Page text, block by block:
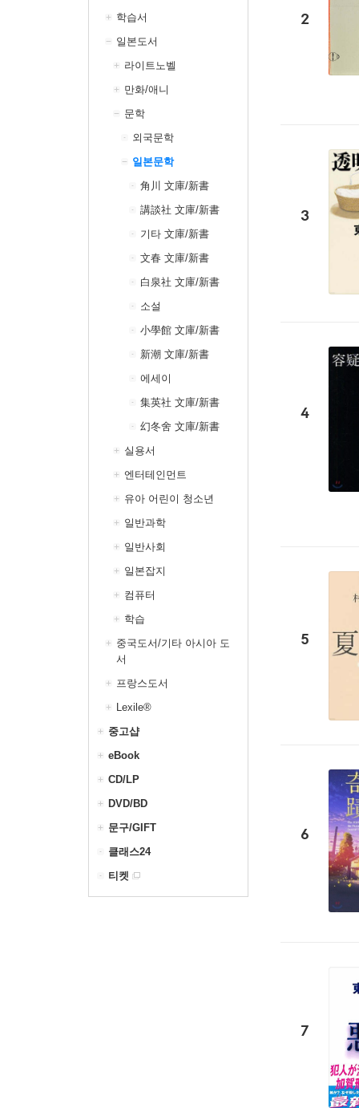
학습서
일본도서
라이트노벨
만화/애니
문학
외국문학
일본문학
角川 文庫/新書
講談社 文庫/新書
기타 文庫/新書
文春 文庫/新書
白泉社 文庫/新書
소설
小學館 文庫/新書
新潮 文庫/新書
에세이
集英社 文庫/新書
幻冬舍 文庫/新書
실용서
엔터테인먼트
유아 어린이 청소년
일반과학
일반사회
일본잡지
컴퓨터
학습
중국도서/기타 아시아 도
서
프랑스도서
Lexile®
중고샵
eBook
CD/LP
DVD/BD
문구/GIFT
클래스24
티켓
2
3
4
5
6
7